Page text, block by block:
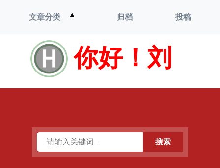
你好！刘
文章分类 ▲
单
归档 投稿
搜索